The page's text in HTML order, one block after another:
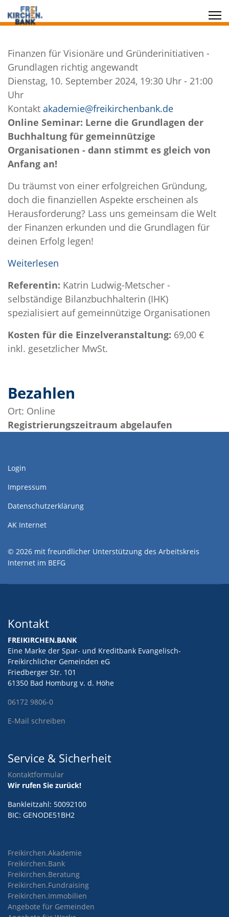
Finanzen für Visionäre und Gründerinitiativen -
Grundlagen richtig angewandt
Dienstag, 10. September 2024, 19:30 Uhr - 21:00
Uhr
Kontakt akademie@freikirchenbank.de
Online Seminar: Lerne die Grundlagen der
Buchhaltung für gemeinnützige
Organisationen - dann stimmt es gleich von
Anfang an!
Du träumst von einer erfolgreichen Gründung,
doch die finanziellen Aspekte erscheinen als
Herausforderung? Lass uns gemeinsam die Welt
der Finanzen erkunden und die Grundlagen für
deinen Erfolg legen!
Weiterlesen
Referentin: Katrin Ludwig-Metscher -
selbständige Bilanzbuchhalterin (IHK)
spezialisiert auf gemeinnützige Organisationen
Kosten für die Einzelveranstaltung: 69,00 €
inkl. gesetzlicher MwSt.
Bezahlen
Ort: Online
Registrierungszeitraum abgelaufen
Login
Impressum
Datenschutzerklärung
AK Internet
© 2026 mit freundlicher Unterstützung des Arbeitskreis
Internet im BEFG
Kontakt
FREIKIRCHEN.BANK
Eine Marke der Spar- und Kreditbank Evangelisch-
Freikirchlicher Gemeinden eG
Friedberger Str. 101
61350 Bad Homburg v. d. Höhe
06172 9806-0
E-Mail schreiben
Service & Sicherheit
Kontaktformular
Wir rufen Sie zurück!
Bankleitzahl: 50092100
BIC: GENODE51BH2
Freikirchen.Akademie
Freikirchen.Bank
Freikirchen.Beratung
Freikirchen.Fundraising
Freikirchen.Immobilien
Angebote für Gemeinden